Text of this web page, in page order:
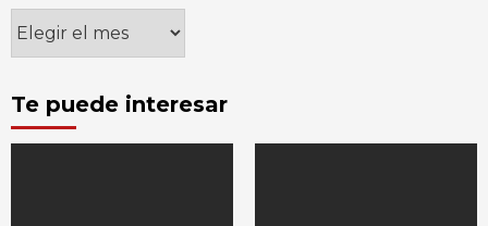
Archivos
Te puede interesar